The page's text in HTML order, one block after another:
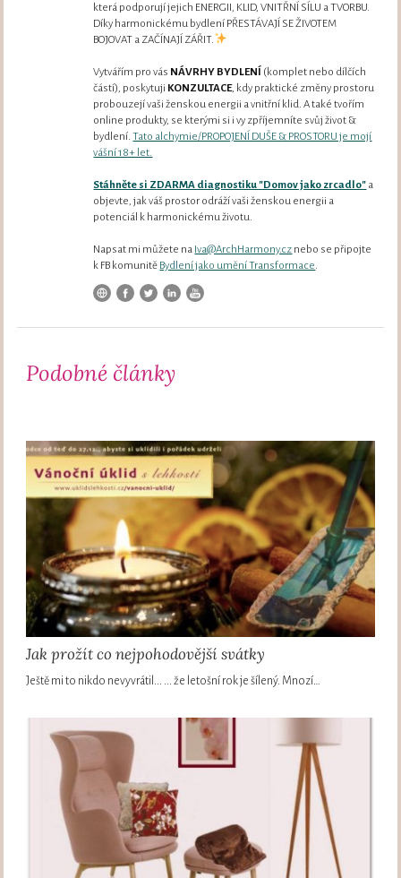
která podporují jejich ENERGII, KLID, VNITŘNÍ SÍLU a TVORBU.
Díky harmonickému bydlení PŘESTÁVAJÍ SE ŽIVOTEM
BOJOVAT a ZAČÍNAJÍ ZÁŘIT.
Vytvářím pro vás NÁVRHY BYDLENÍ (komplet nebo dílčích
částí), poskytuji KONZULTACE, kdy praktické změny prostoru
probouzejí vaši ženskou energii a vnitřní klid. A také tvořím
online produkty, se kterými si i vy zpříjemníte svůj život &
bydlení.Tato alchymie/PROPOJENÍ DUŠE & PROSTORU je mojí
vášní 18+ let.
Stáhněte si ZDARMA diagnostiku "Domov jako zrcadlo" a
objevte, jak váš prostor odráží vaši ženskou energii a
potenciál k harmonickému životu.
Napsat mi můžete na Iva@ArchHarmony.cz nebo se připojte
k FB komunitě Bydlení jako umění Transformace.
Podobné články
Jak prožít co nejpohodovější svátky
Ještě mi to nikdo nevyvrátil... ... že letošní rok je šílený. Mnozí…